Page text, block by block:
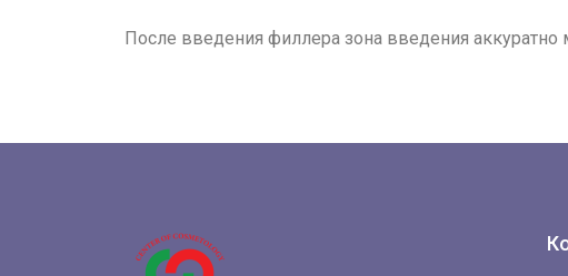
После введения филлера зона введения аккуратно